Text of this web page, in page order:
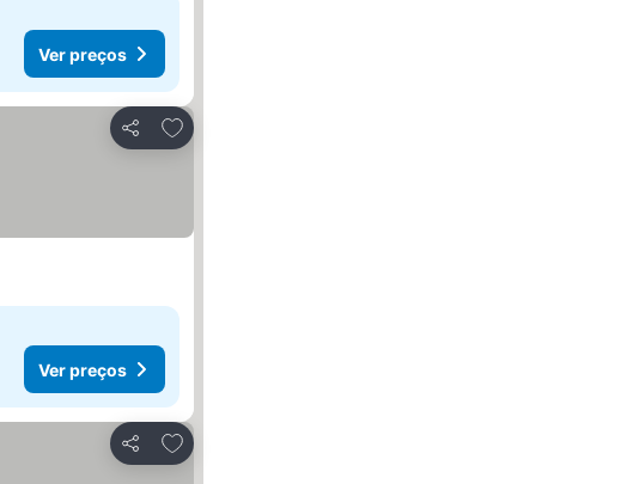
Ver preços
Partilhar
Adicionar aos favoritos
Ver preços
Partilhar
Adicionar aos favoritos